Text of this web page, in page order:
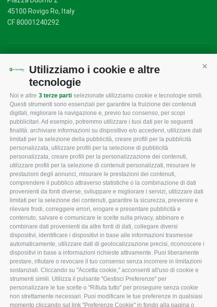
Utilizziamo i cookie e altre
tecnologie
Noi e altre 3 terze parti selezionate utilizziamo cookie e tecnologie simili.
Questi strumenti sono essenziali per garantire la fruizione dei contenuti
digitali, migliorare la navigazione e, previo tuo consenso, per scopi
pubblicitari. Ad esempio, potremmo utilizzare i tuoi dati per le seguenti
finalità: archiviare informazioni su dispositivo e/o accedervi, utilizzare dati
limitati per la selezione della pubblicità, creare profili per la pubblicità
personalizzata, utilizzare profili per la selezione di pubblicità
personalizzata, creare profili per la personalizzazione dei contenuti,
utilizzare profili per la selezione di contenuti personalizzati, misurare le
prestazioni degli annunci, misurare le prestazioni dei contenuti,
comprendere il pubblico attraverso statistiche o la combinazione di dati
provenienti da fonti diverse, sviluppare e migliorare i servizi, utilizzare dati
limitati per la selezione dei contenuti, garantire la sicurezza, prevenire e
rilevare frodi, correggere errori, erogare e presentare pubblicità e
contenuto, salvare e comunicare le scelte sulla privacy, abbinare e
combinare dati provenienti da altre fonti di dati, collegare diversi
dispositivi, identificare i dispositivi in base alle informazioni trasmesse
automaticamente, utilizzare dati di geolocalizzazione precisi, riconoscere i
dispositivi in base a informazioni richieste attivamente. Puoi liberamente
prestare, rifiutare o revocare il tuo consenso senza incorrere in limitazioni
sostanziali. Cliccando su "Accetta cookie," acconsenti all'uso di cookie e
strumenti simili. Utilizza il pulsante "Gestisci Preferenze" per
personalizzare le tue scelte o "Rifiuta tutto" per proseguire senza cookie
non strettamente necessari. Puoi modificare le tue preferenze in qualsiasi
momento cliccando sul link "Preferenze Cookie" in fondo alla pagina o
45100 Rovigo Ro, Italy
CF 80001240292
CONFAGRICOLTURA
ROVIGO
L'Associazione
Missione e Progetto
Organigramma aziendale
I Nostri Servizi
Uffici della Sede
provinciale
Le Sedi di Zona
Agricoltori S.r.l.
Whistleblowing
Confagricoltura Rovigo e
Agricoltori srl
CONFAGRICOLTURA
INFORMA
Tecnico
Fiscale
Lavoro
Ambiente
Associazione
CONFAGRICOLTURA
ATTIVA
Notizie in evidenza
Eventi
Comunicati Stampa
Video
Iscrizione Newsletter